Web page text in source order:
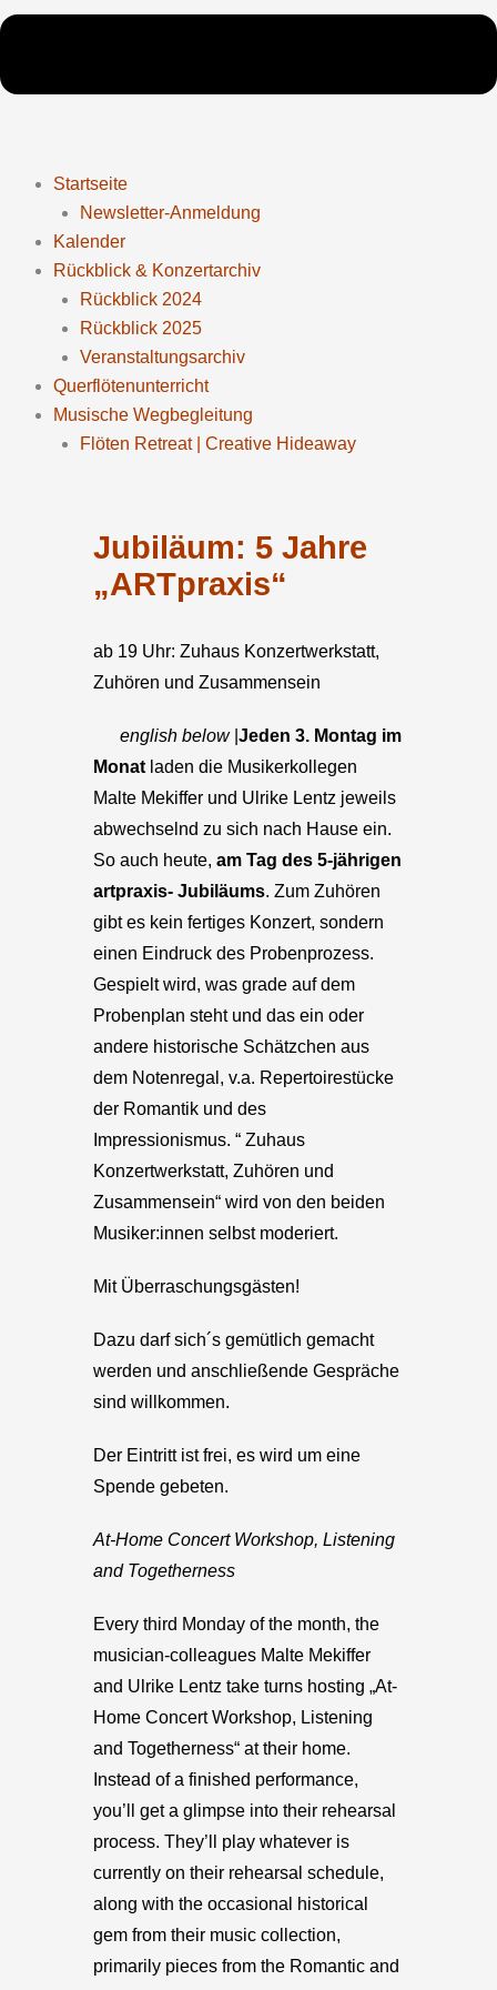
Startseite
Newsletter-Anmeldung
Kalender
Rückblick & Konzertarchiv
Rückblick 2024
Rückblick 2025
Veranstaltungsarchiv
Querflötenunterricht
Musische Wegbegleitung
Flöten Retreat | Creative Hideaway
Jubiläum: 5 Jahre
„ARTpraxis“
ab 19 Uhr: Zuhaus Konzertwerkstatt,
Zuhören und Zusammensein
english below| Jeden 3. Montag im
Monat laden die Musikerkollegen
Malte Mekiffer und Ulrike Lentz jeweils
abwechselnd zu sich nach Hause ein.
So auch heute, am Tag des 5-jährigen
artpraxis- Jubiläums. Zum Zuhören
gibt es kein fertiges Konzert, sondern
einen Eindruck des Probenprozess.
Gespielt wird, was grade auf dem
Probenplan steht und das ein oder
andere historische Schätzchen aus
dem Notenregal, v.a. Repertoirestücke
der Romantik und des
Impressionismus. “ Zuhaus
Konzertwerkstatt, Zuhören und
Zusammensein“ wird von den beiden
Musiker:innen selbst moderiert.
Mit Überraschungsgästen!
Dazu darf sich´s gemütlich gemacht
werden und anschließende Gespräche
sind willkommen.
Der Eintritt ist frei, es wird um eine
Spende gebeten.
At-Home Concert Workshop, Listening
and Togetherness
Every third Monday of the month, the
musician-colleagues Malte Mekiffer
and Ulrike Lentz take turns hosting „At-
Home Concert Workshop, Listening
and Togetherness“ at their home.
Instead of a finished performance,
you’ll get a glimpse into their rehearsal
process. They’ll play whatever is
currently on their rehearsal schedule,
along with the occasional historical
gem from their music collection,
primarily pieces from the Romantic and